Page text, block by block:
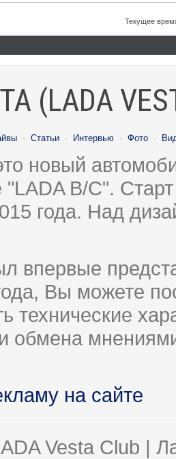
Текущее
(LADA
· Статьи · Интервью · Фото ·
новый
B/C".
года. Над
впервые
Вы можете
технические
обмена
на сайте
Vesta Club |